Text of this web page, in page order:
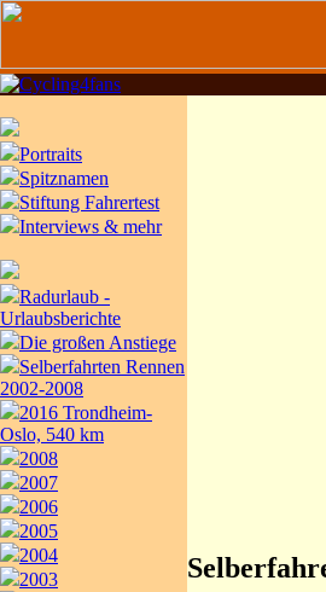
Portraits
Spitznamen
Stiftung Fahrertest
Interviews & mehr
Radurlaub -
Urlaubsberichte
Die großen Anstiege
Selberfahrten Rennen
2002-2008
2016 Trondheim-
Oslo, 540 km
2008
2007
2006
2005
2004
2003